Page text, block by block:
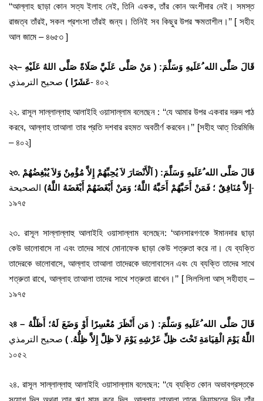
‘‘আল্লাহ ছাড়া কোন সত্য ইলাহ নেই, তিনি একক, তাঁর কোন অংশীদার নেই। সমস্ত
রাজত্ব তাঁরই, সকল প্রশংসা তাঁরই জন্য। তিনিই সব কিছুর উপর ক্ষমতাশীল।’’ [ সহীহ
আল জামে – ৪৬৫৩ ]
২২–
عَشَرًا )صحيح الترمذي- ৪০২
২২. রাসূল সাল্লাল্লাহু আলাইহি ওয়াসাল্লাম বলেছেন : ‘‘যে আমার উপর একবার দরুদ পাঠ
করবে, আল্লাহ তাআলা তার প্রতি দশবার রহমত অবতীর্ণ করবেন।’’ [সহীহ আত্ তিরমিজি
– ৪০২]
২৩. قَالَ صَلَّى الله ُعَلَيهِ وَسَلَّمَ: ( اَلْأَنْصَارَ لاَ يُحِبِّهُمْ إِلاَّ مُؤْمِنٌ وَلاَ يُبْغِضُهُمْ
إِلاَّ مُنَافِقٌ ؛ فَمَنْ أَحَبَّهُمْ أَحَبَّهُ اللَّهُ؛ وَمَنْ أَبْغَضَهُمْ أَبْغَضَهُ اللَّهُ) الصحيحة-
১৯৭৫
২৩. রাসূল সাল্লাল্লাহু আলাইহি ওয়াসাল্লাম বলেছেন: ‘আনসারগণকে ঈমানদার ছাড়া
কেউ ভালোবাসে না এবং তাদের সাথে মোনাফেক ছাড়া কেউ শত্রুতা করে না। যে ব্যক্তি
তাদেরকে ভালোবাসে, আল্লাহ তাআলা তাদেরকে ভালোবাসেন এবং যে ব্যক্তি তাদের সাথে
শত্রুতা রাখে, আল্লাহ তাআলা তাদের সাথে শত্রুতা রাখেন।’’ [ সিলসিলা আস্ সহীহাহ –
১৯৭৫
২৪–
اللَّهُ يَوْمَ الْقِيَامَةِ تَحْتَ ظِلِّ عَرْشِهِ يَوْمَ لاَ ظِلَّ إِلاَّ ظِلُّهُ. ) صحيح الترمذي
১০৫২
২৪. রাসূল সাল্লাল্লাহু আলাইহি ওয়াসাল্লাম বলেছেন: ‘‘যে ব্যক্তি কোন অভাবগ্রস্তকে